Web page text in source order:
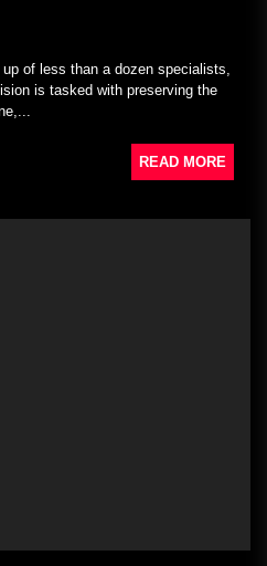
of less than a dozen specialists,
is tasked with preserving the
READ MORE